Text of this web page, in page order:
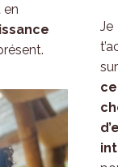
en
Je
sur
ce